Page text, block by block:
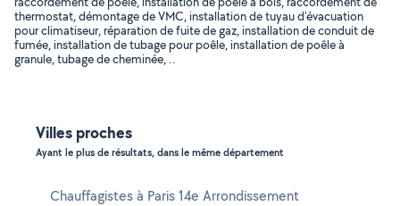
thermostat, démontage de VMC, installation de tuyau d'évacuation
pour climatiseur, réparation de fuite de gaz, installation de conduit de
fumée, installation de tubage pour poêle, installation de poêle à
granule, tubage de cheminée, ..
Villes proches
Ayant le plus de résultats, dans le même département
Chauffagistes à Paris 14e Arrondissement